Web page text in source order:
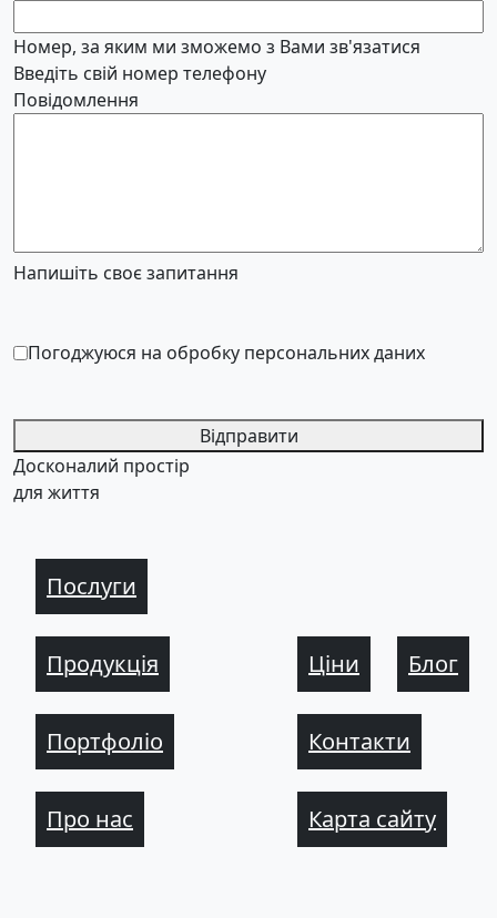
Номер, за яким ми зможемо з Вами зв'язатися
Введіть свій номер телефону
Повідомлення
Напишіть своє запитання
Погоджуюся на обробку персональних даних
Відправити
Досконалий простір
для життя
Послуги
Продукція
Портфоліо
Про нас
Ціни Блог
Контакти
Карта сайту